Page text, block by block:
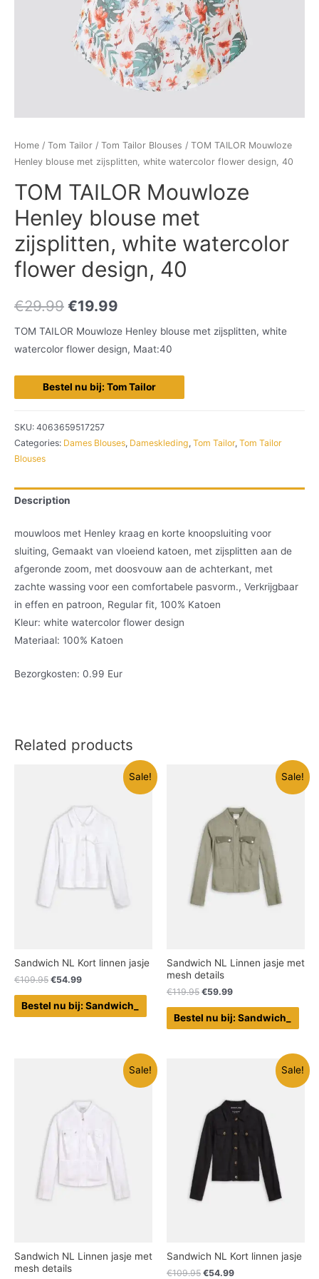
Home / Tom Tailor / Tom Tailor Blouses / TOM TAILOR Mouwloze
Henley blouse met zijsplitten, white watercolor flower design, 40
TOM TAILOR Mouwloze
Henley blouse met
zijsplitten, white watercolor
flower design, 40
€29.99 €19.99
TOM TAILOR Mouwloze Henley blouse met zijsplitten, white
watercolor flower design, Maat:40
Bestel nu bij: Tom Tailor
SKU: 4063659517257
Categories: Dames Blouses, Dameskleding, Tom Tailor, Tom Tailor
Blouses
Description
mouwloos met Henley kraag en korte knoopsluiting voor
sluiting, Gemaakt van vloeiend katoen, met zijsplitten aan de
afgeronde zoom, met doosvouw aan de achterkant, met
zachte wassing voor een comfortabele pasvorm., Verkrijgbaar
in effen en patroon, Regular fit, 100% Katoen
Kleur: white watercolor flower design
Materiaal: 100% Katoen
Bezorgkosten: 0.99 Eur
Related products
Sale!
Sandwich NL Kort linnen jasje
€109.95 €54.99
Bestel nu bij: Sandwich_
Sale!
Sandwich NL Linnen jasje met
mesh details
€119.95 €59.99
Bestel nu bij: Sandwich_
Sale!
Sandwich NL Linnen jasje met
mesh details
Sale!
Sandwich NL Kort linnen jasje
€109.95 €54.99